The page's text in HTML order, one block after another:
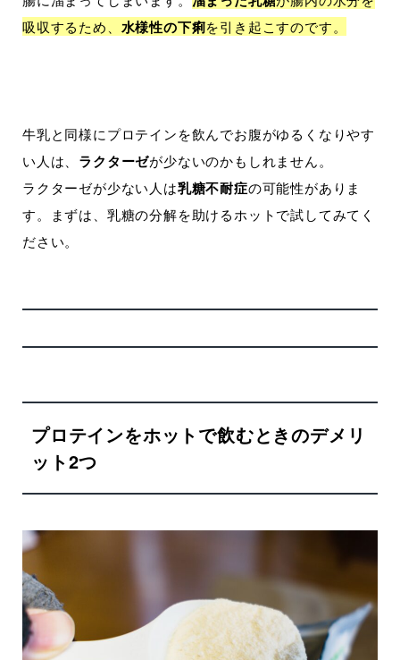
吸収するため、 水様性の下痢を引き起こすのです。
牛乳と同様にプロテインを飲んでお腹がゆるくなりやす
い人は、 ラクターゼが少ないのかもしれません。
ラクターゼが少ない人は乳糖不耐症の可能性がありま
す。まずは、乳糖の分解を助けるホットで試してみてく
ださい。
プロテインをホットで飲むときのデメリ
ット2つ